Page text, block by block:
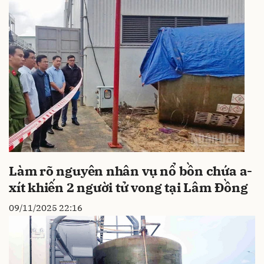
Làm rõ nguyên nhân vụ nổ bồn chứa a-
xít khiến 2 người tử vong tại Lâm Đồng
09/11/2025 22:16